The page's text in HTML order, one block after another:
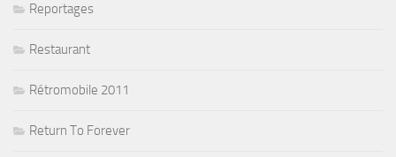
Reportages
Restaurant
Rétromobile 2011
Return To Forever